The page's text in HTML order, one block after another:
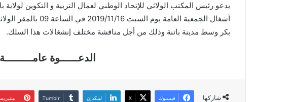
يدعو رئيس المكتب الولائي للإتحاد الوطني لعمال التربية و التكوين لولاية
أشغال الجمعية العامة
بكر وسط مدينة باتنة وذلك من أجل مناقشة مختلف إنشغالات هذا السلك.
الدعــــــوة عامـــــــــة
شاركها فيسبوك X لينكدإن